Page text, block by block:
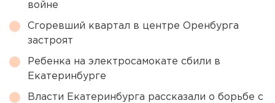
войне
Сгоревший квартал в центре Оренбурга
застроят
Ребенка на электросамокате сбили в
Екатеринбурге
Власти Екатеринбурга рассказали о борьбе с